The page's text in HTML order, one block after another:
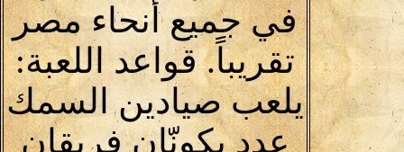
في جميع أنحاء مصر
تقريباً. قواعد اللعبة:
يلعب صيادين السمك
عدد يكونّان فريقان